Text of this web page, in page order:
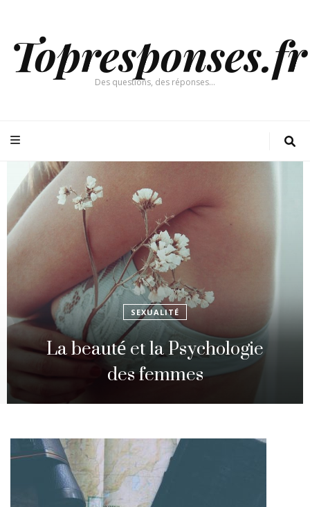
Topresponses.fr
Des questions, des réponses…
SEXUALITÉ
La beauté et la Psychologie
des femmes